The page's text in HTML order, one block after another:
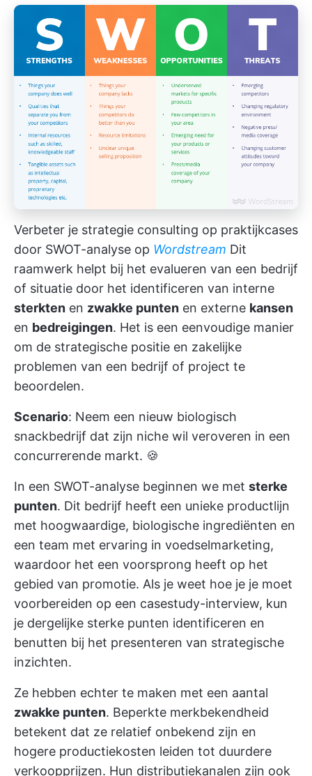
Verbeter je strategie consulting op praktijkcases
door SWOT-analyse op Wordstream Dit
raamwerk helpt bij het evalueren van een bedrijf
of situatie door het identificeren van interne
sterkten en zwakke punten en externe kansen
en bedreigingen. Het is een eenvoudige manier
om de strategische positie en zakelijke
problemen van een bedrijf of project te
beoordelen.
Scenario: Neem een nieuw biologisch
snackbedrijf dat zijn niche wil veroveren in een
concurrerende markt. 🍪
In een SWOT-analyse beginnen we met sterke
punten. Dit bedrijf heeft een unieke productlijn
met hoogwaardige, biologische ingrediënten en
een team met ervaring in voedselmarketing,
waardoor het een voorsprong heeft op het
gebied van promotie. Als je weet hoe je je moet
voorbereiden op een casestudy-interview, kun
je dergelijke sterke punten identificeren en
benutten bij het presenteren van strategische
inzichten.
Ze hebben echter te maken met een aantal
zwakke punten. Beperkte merkbekendheid
betekent dat ze relatief onbekend zijn en
hogere productiekosten leiden tot duurdere
verkoopprijzen. Hun distributiekanalen zijn ook